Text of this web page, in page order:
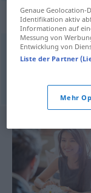
altmodisch,
©
Genaue Geolocation-
Identifikation aktiv
Informationen auf
Messung von
Entwicklung von
Liste der Partner
Mehr